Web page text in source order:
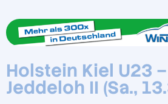
Holstein Kiel U23
Jeddeloh II (Sa.,